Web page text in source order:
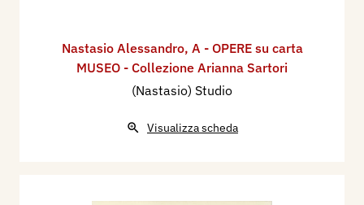
Nastasio Alessandro, A - OPERE su carta
MUSEO - Collezione Arianna Sartori
(Nastasio) Studio
Visualizza scheda